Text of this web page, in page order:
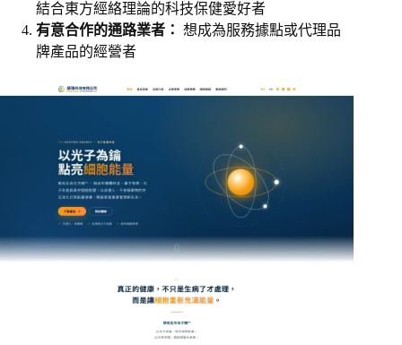
結合東方經絡理論的科技保健愛好者
有意合作的通路業者： 想成為服務據點或代理品
牌產品的經營者